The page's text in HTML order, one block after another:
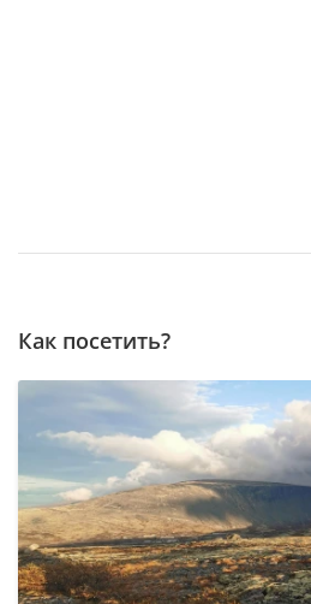
Как посетить?